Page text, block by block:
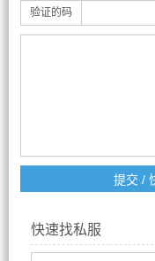
验证的码
快速找私服